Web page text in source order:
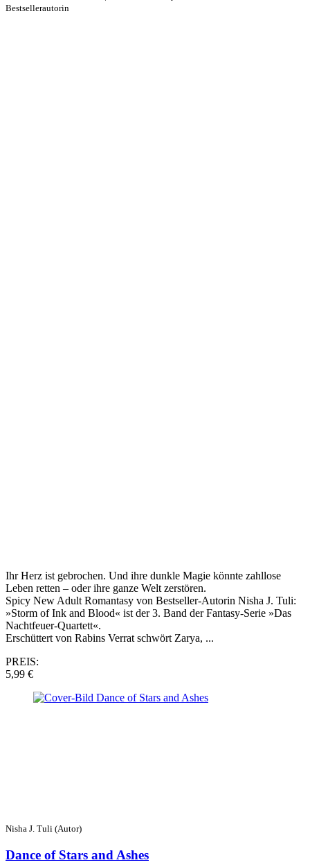
Bestsellerautorin
Ihr Herz ist gebrochen. Und ihre dunkle Magie könnte zahllose
Leben retten – oder ihre ganze Welt zerstören.
Spicy New Adult Romantasy von Bestseller-Autorin Nisha J. Tuli:
»Storm of Ink and Blood« ist der 3. Band der Fantasy-Serie »Das
Nachtfeuer-Quartett«.
Erschüttert von Rabins Verrat schwört Zarya, ...
PREIS:
5,99 €
Nisha J. Tuli (Autor)
Dance of Stars and Ashes